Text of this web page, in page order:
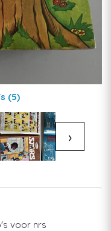
(5)
›
voor nrs